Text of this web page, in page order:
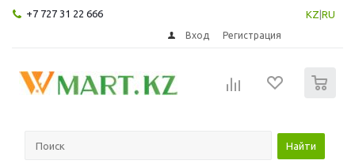
+7 727 31 22 666 KZ RU
Вход Регистрация
Найти